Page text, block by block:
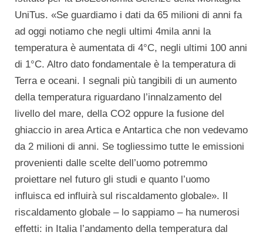
UniTus. «Se guardiamo i dati da 65 milioni di anni fa
ad oggi notiamo che negli ultimi 4mila anni la
temperatura è aumentata di 4°C, negli ultimi 100 anni
di 1°C. Altro dato fondamentale è la temperatura di
Terra e oceani. I segnali più tangibili di un aumento
della temperatura riguardano l’innalzamento del
livello del mare, della CO2 oppure la fusione del
ghiaccio in area Artica e Antartica che non vedevamo
da 2 milioni di anni. Se togliessimo tutte le emissioni
provenienti dalle scelte dell’uomo potremmo
proiettare nel futuro gli studi e quanto l’uomo
influisca ed influirà sul riscaldamento globale». Il
riscaldamento globale – lo sappiamo – ha numerosi
effetti: in Italia l’andamento della temperatura dal